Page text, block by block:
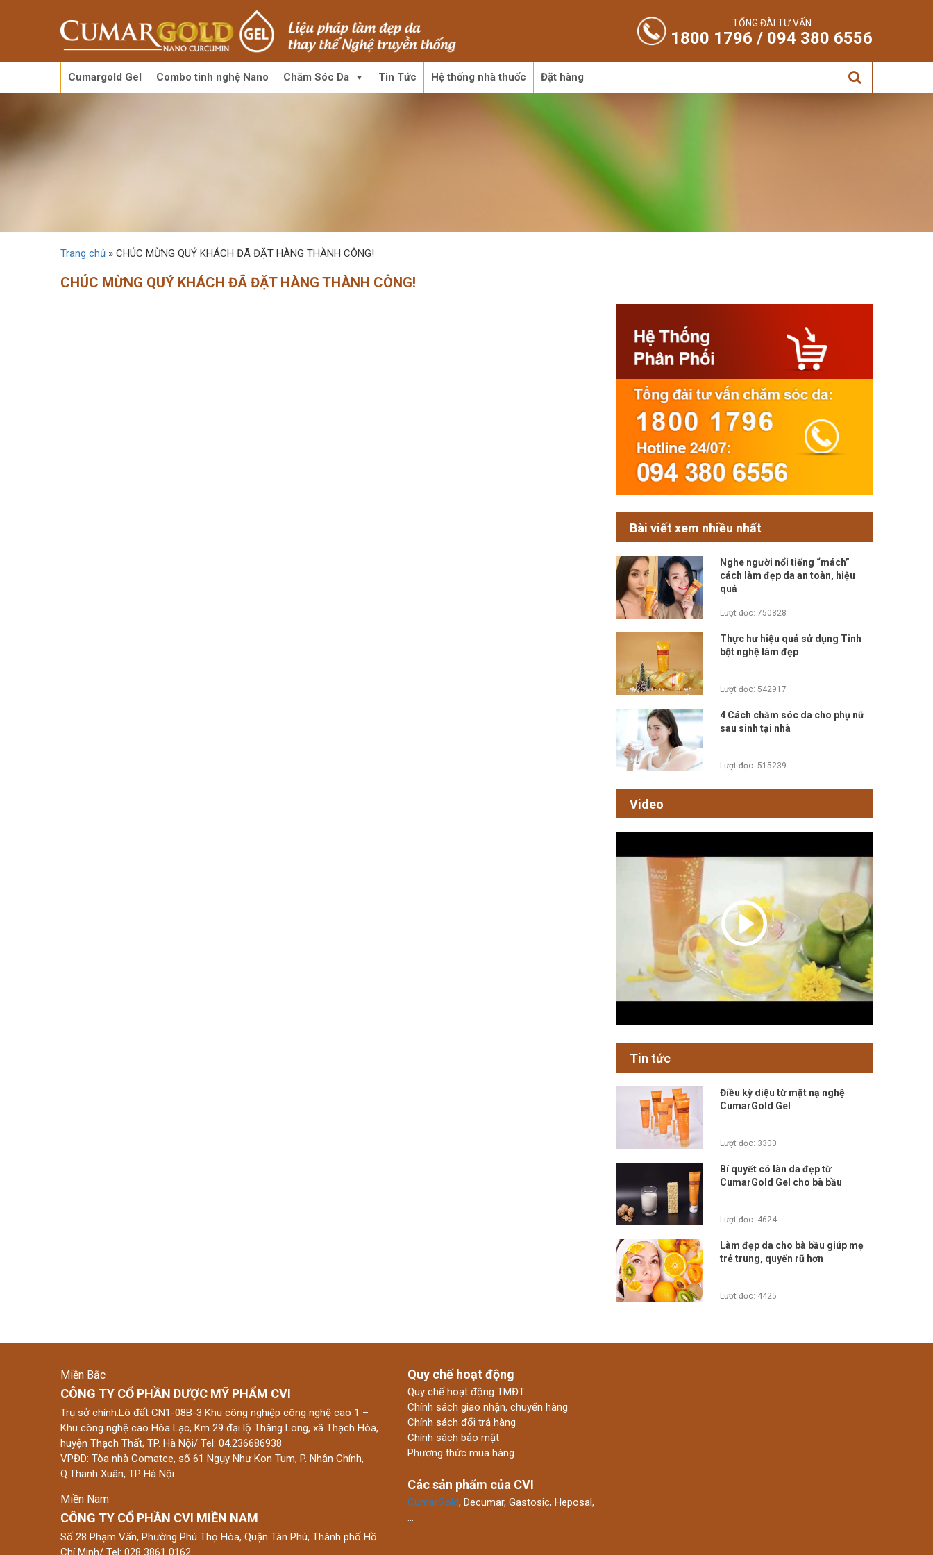
TỔNG ĐÀI TƯ VẤN
1800 1796 / 094 380 6556
Cumargold Gel Combo tinh nghệ Nano Chăm Sóc Da Tin Tức Hệ thống nhà thuốc Đặt hàng
Trang chủ » CHÚC MỪNG QUÝ KHÁCH ĐÃ ĐẶT HÀNG THÀNH CÔNG!
CHÚC MỪNG QUÝ KHÁCH ĐÃ ĐẶT HÀNG THÀNH CÔNG!
Bài viết xem nhiều nhất
Nghe người nổi tiếng “mách”
cách làm đẹp da an toàn, hiệu
quả
Lượt đọc: 750828
Thực hư hiệu quả sử dụng Tinh
bột nghệ làm đẹp
Lượt đọc: 542917
4 Cách chăm sóc da cho phụ nữ
sau sinh tại nhà
Lượt đọc: 515239
Video
Tin tức
Điều kỳ diệu từ mặt nạ nghệ
CumarGold Gel
Lượt đọc: 3300
Bí quyết có làn da đẹp từ
CumarGold Gel cho bà bầu
Lượt đọc: 4624
Làm đẹp da cho bà bầu giúp mẹ
trẻ trung, quyến rũ hơn
Lượt đọc: 4425
Miền Bắc
CÔNG TY CỔ PHẦN DƯỢC MỸ PHẨM CVI
Trụ sở chính:Lô đất CN1-08B-3 Khu công nghiệp công nghệ cao 1 –
Khu công nghệ cao Hòa Lạc, Km 29 đại lộ Thăng Long, xã Thạch Hòa,
huyện Thạch Thất, TP. Hà Nội/ Tel: 04.236686938
VPĐD: Tòa nhà Comatce, số 61 Ngụy Như Kon Tum, P. Nhân Chính,
Q.Thanh Xuân, TP Hà Nội
Miền Nam
CÔNG TY CỔ PHẦN CVI MIỀN NAM
Số 28 Phạm Vấn, Phường Phú Thọ Hòa, Quận Tân Phú, Thành phố Hồ
Chí Minh/ Tel: 028 3861 0162
Quy chế hoạt động
Quy chế hoạt động TMĐT
Chính sách giao nhận, chuyển hàng
Chính sách đổi trả hàng
Chính sách bảo mật
Phương thức mua hàng
Các sản phẩm của CVI
CumarGold, Decumar, Gastosic, Heposal,
…